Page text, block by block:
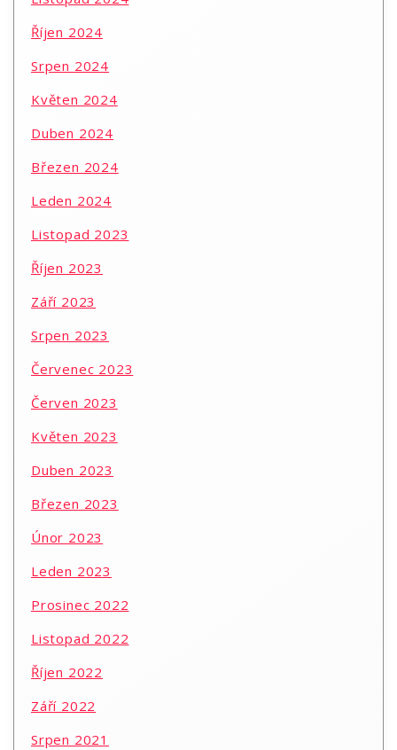
Říjen 2024
Srpen 2024
Květen 2024
Duben 2024
Březen 2024
Leden 2024
Listopad 2023
Říjen 2023
Září 2023
Srpen 2023
Červenec 2023
Červen 2023
Květen 2023
Duben 2023
Březen 2023
Únor 2023
Leden 2023
Prosinec 2022
Listopad 2022
Říjen 2022
Září 2022
Srpen 2021